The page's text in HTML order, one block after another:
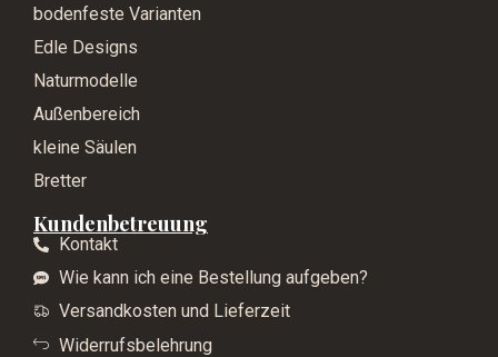
bodenfeste Varianten
Edle Designs
Naturmodelle
Außenbereich
kleine Säulen
Bretter
Kundenbetreuung
Kontakt
Wie kann ich eine Bestellung aufgeben?
Versandkosten und Lieferzeit
Widerrufsbelehrung